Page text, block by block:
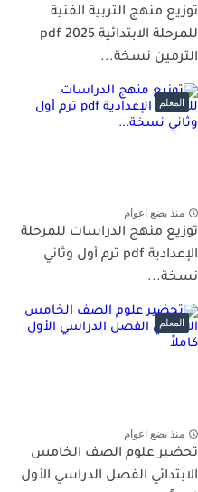
توزيع منهج التربية الفنية
للمرحلة الابتدائية 2025 pdf
الترمين نسخة...
المعلم
منذ بضع اعوام
توزيع منهج الدراسات للمرحلة
الإعدادية pdf ترم أول وثاني
نسخة...
المعلم
منذ بضع اعوام
تحضير علوم الصف الخامس
الابتدائي الفصل الدراسي الأول